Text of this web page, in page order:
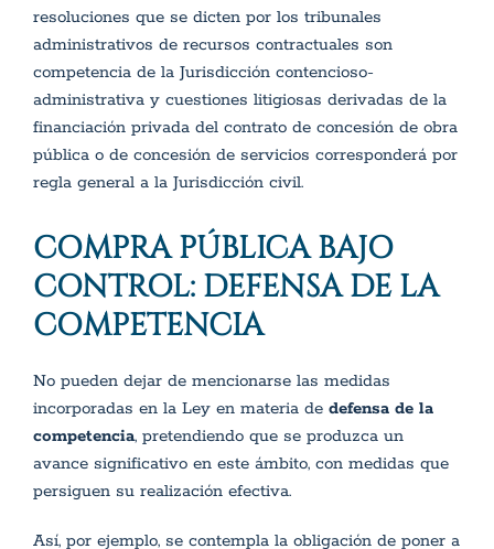
resoluciones que se dicten por los tribunales
administrativos de recursos contractuales son
competencia de la Jurisdicción contencioso-
administrativa y cuestiones litigiosas derivadas de la
financiación privada del contrato de concesión de obra
pública o de concesión de servicios corresponderá por
regla general a la Jurisdicción civil.
COMPRA PÚBLICA BAJO
CONTROL: DEFENSA DE LA
COMPETENCIA
No pueden dejar de mencionarse las medidas
incorporadas en la Ley en materia de defensa de la
competencia, pretendiendo que se produzca un
avance significativo en este ámbito, con medidas que
persiguen su realización efectiva.
Así, por ejemplo, se contempla la obligación de poner a